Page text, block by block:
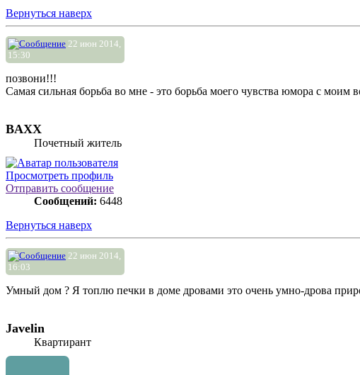
Вернуться наверх
22 июн 2014,
15:30
позвони!!!
Самая сильная борьба во мне - это борьба моего чувства юмора с моим
BAXX
Почетный житель
Просмотреть профиль
Отправить сообщение
Сообщений: 6448
Вернуться наверх
22 июн 2014,
16:03
Умный дом ? Я топлю печки в доме дровами это очень умно-дрова
Javelin
Квартирант